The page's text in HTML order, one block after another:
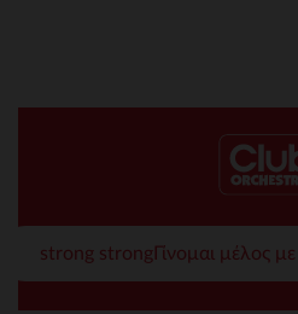
strong strongΓίνομαι μέλος